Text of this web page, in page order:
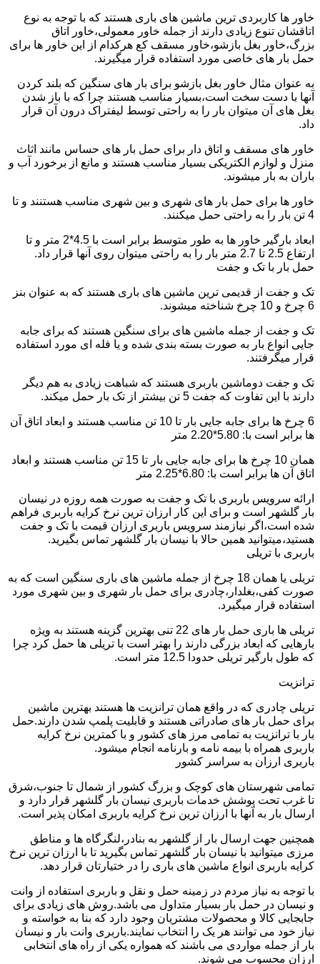
خاور ها کاربردی ترین ماشین های باری هستند که با توجه به نوع
اتاقشان تنوع زیادی دارند از جمله خاور معمولی،خاور اتاق
بزرگ،خاور بغل بازشو،خاور مسقف کع هرکدام از این خاور ها برای
حمل بار های خاصی مورد استفاده قرار میگیرند.
به عنوان مثال خاور بغل بازشو برای بار های سنگین که بلند کردن
آنها با دست سخت است،بسیار مناسب هستند چرا که با باز شدن
بغل های آن میتوان بار را به راحتی توسط لیفتراک درون آن قرار
داد.
خاور های مسقف و اتاق دار برای حمل بار های حساس مانند اثاث
منزل و لوازم الکتریکی بسیار مناسب هستند و مانع از برخورد آب و
باران به بار میشوند.
خاور ها برای حمل بار های شهری و بین شهری مناسب هستنند و تا
4 تن بار را به راحتی حمل میکنند.
ابعاد بارگیر خاور ها به طور متوسط برابر است با 4.5*2 متر و تا
ارتفاع 2.5 تا 2.7 متر بار را به راحتی میتوان روی آنها قرار داد.
حمل بار با تک و جفت
تک و جفت از قدیمی ترین ماشین های باری هستند که به عنوان بنز
6 چرخ و 10 چرخ شناخته میشوند.
تک و جفت از جمله ماشین های برای سنگین هستند که برای جابه
جایی انواع بار به صورت بسته بندی شده و یا فله ای مورد استفاده
قرار میگرفتند.
تک و جفت دوماشین باربری هستند که شباهت زیادی به هم دیگر
دارند با این تفاوت که جفت 5 تن بیشتر از تک بار حمل میکند.
6 چرخ ها برای جابه جایی بار تا 10 تن مناسب هستند و ابعاد اتاق آن
ها برابر است با: 5.80*2.20 متر
همان 10 چرخ ها برای جابه جایی بار تا 15 تن مناسب هستند و ابعاد
اتاق آن ها برابر است با: 6.80*2.25 متر
ارائه سرویس باربری با تک و جفت به صورت همه روزه در نیسان
بار گلشهر است و برای این کار ارزان ترین نرخ کرایه باربری فراهم
شده است،اگر نیازمند سرویس باربری ارزان قیمت با تک و جفت
هستید،میتوانید همین حالا با نیسان بار گلشهر تماس بگیرید.
باربری با تریلی
تریلی یا همان 18 چرخ از جمله ماشین های باری سنگین است که به
صورت کفی،بغلدار،چادری برای حمل بار شهری و بین شهری مورد
استفاده قرار میگیرد.
تریلی ها باری حمل بار های 22 تنی بهترین گزینه هستند به ویژه
بارهایی که ابعاد بزرگی دارند را بهتر است با تریلی ها حمل کرد چرا
که طول بارگیر تریلی حدودا 12.5 متر است.
ترانزیت
تریلی چادری که در واقع همان ترانزیت ها هستند بهترین ماشین
برای حمل بار های صادراتی هستند و قابلیت پلمپ شدن دارند.حمل
بار با ترانزیت به تمامی مرز های کشور و با کمترین نرخ کرایه
باربری همراه با بیمه نامه و بارنامه انجام میشود.
باربری ارزان به سراسر کشور
تمامی شهرستان های کوچک و بزرگ کشور از شمال تا جنوب،شرق
تا غرب تحت پوشش خدمات باربری نیسان بار گلشهر قرار دارد و
ارسال بار به آنها با ارزان ترین نرخ کرایه باربری امکان پذیر است.
همچنین جهت ارسال بار از گلشهر به بنادر،لنگرگاه ها و مناطق
مرزی میتوانید با نیسان بار گلشهر تماس بگیرید تا با ارزان ترین نرخ
کرایه باربری انواع ماشین های باری را در ختیارتان قرار دهد.
با توجه به نیاز مردم در زمینه حمل و نقل و باربری استفاده از وانت
و نیسان در حمل بار بسیار متداول می باشد.روش های زیادی برای
جابجایی کالا و محصولات مشتریان وجود دارد که بنا به خواسته و
نیاز خود می توانند هر یک را انتخاب نمایند.باربری وانت بار و نیسان
بار از جمله مواردی می باشند که همواره یکی از راه های انتخابی
ارزان محسوب می شوند.